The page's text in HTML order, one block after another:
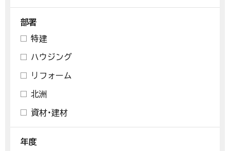
部署
特建
ハウジング
リフォーム
北洲
資材・建材
年度